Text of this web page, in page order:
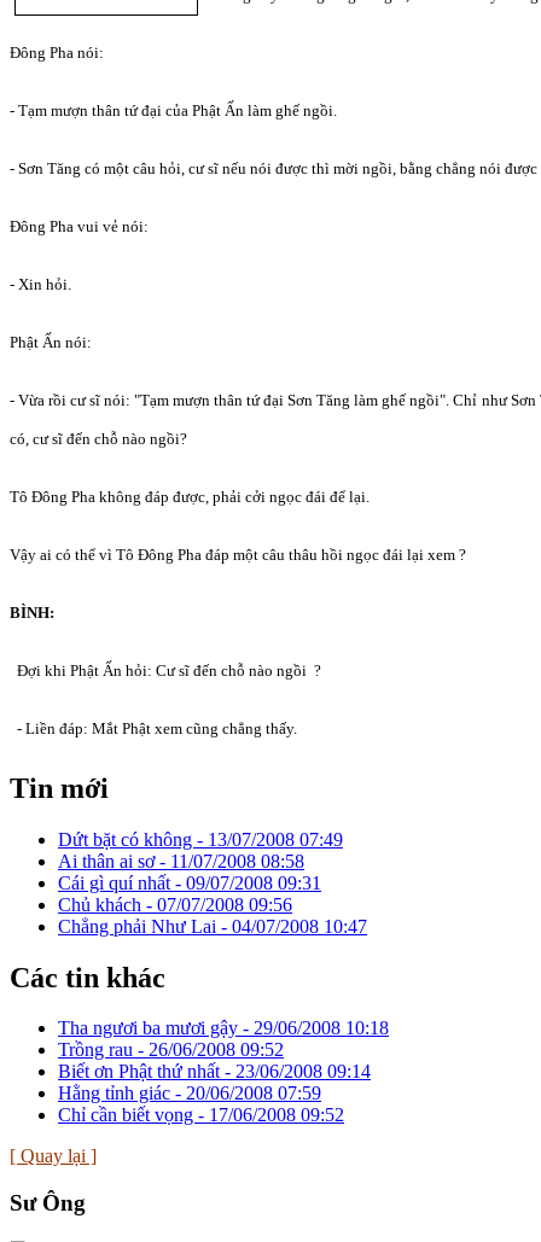
Đông Pha nói:
- Tạm mượn thân tứ đại của Phật Ấn làm ghế ngồi.
- Sơn Tăng có một câu hỏi, cư sĩ nếu nói được thì mời ngồi, bằng chẳng nói
Đông Pha vui vẻ nói:
- Xin hỏi.
Phật Ấn nói:
- Vừa rồi cư sĩ nói: "Tạm mượn thân tứ đại Sơn Tăng làm ghế ngồi". Chỉ như
có, cư sĩ đến chỗ nào ngồi?
Tô Đông Pha không đáp được, phải cởi ngọc đái để lại.
Vậy ai có thể vì Tô Đông Pha đáp một câu thâu hồi ngọc đái lại xem ?
BÌNH:
Đợi khi Phật Ấn hỏi: Cư sĩ đến chỗ nào ngồi ?
- Liền đáp: Mắt Phật xem cũng chẳng thấy.
Tin mới
Dứt bặt có không - 13/07/2008 07:49
Ai thân ai sơ - 11/07/2008 08:58
Cái gì quí nhất - 09/07/2008 09:31
Chủ khách - 07/07/2008 09:56
Chẳng phải Như Lai - 04/07/2008 10:47
Các tin khác
Tha ngươi ba mươi gậy - 29/06/2008 10:18
Trồng rau - 26/06/2008 09:52
Biết ơn Phật thứ nhất - 23/06/2008 09:14
Hằng tỉnh giác - 20/06/2008 07:59
Chỉ cần biết vọng - 17/06/2008 09:52
[ Quay lại ]
Sư Ông